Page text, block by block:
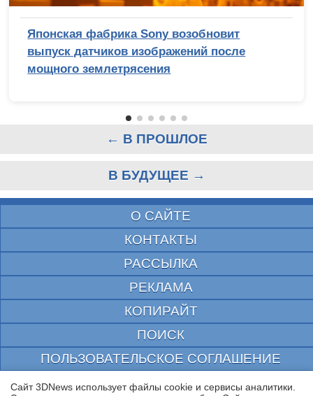
Японская фабрика Sony возобновит
выпуск датчиков изображений после
мощного землетрясения
← В ПРОШЛОЕ
В БУДУЩЕЕ →
О САЙТЕ
КОНТАКТЫ
РАССЫЛКА
РЕКЛАМА
КОПИРАЙТ
ПОИСК
ПОЛЬЗОВАТЕЛЬСКОЕ СОГЛАШЕНИЕ
ЗАЩИЩЕНО CURATOR
Сайт 3DNews использует файлы cookie и сервисы аналитики.